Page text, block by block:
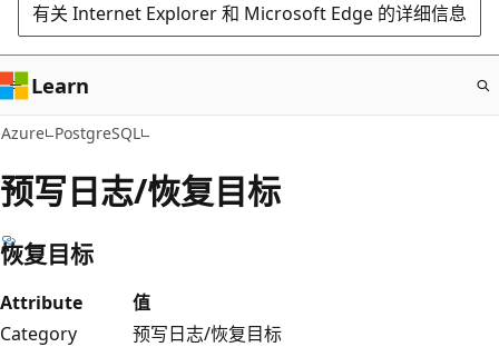
有关 Internet Explorer 和 Microsoft Edge 的详细信息
Learn
Azure PostgreSQL
预写日志/恢复目标
恢复目标
Attribute
值
Category
预写日志/恢复目标